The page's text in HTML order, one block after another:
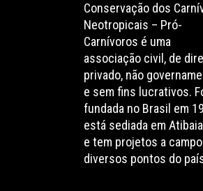
Conservação dos
Neotropicais – Pró-
Carnívoros é uma
associação civil, de
privado, não
e sem fins lucrativos.
fundada no Brasil em
está sediada em
e tem projetos a
diversos pontos do